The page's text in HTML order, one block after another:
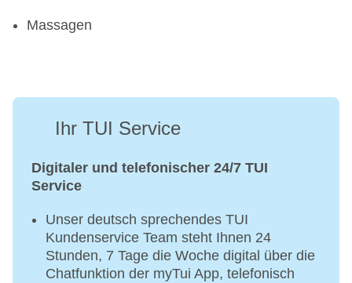
Massagen
Ihr TUI Service
Digitaler und telefonischer 24/7 TUI
Service
Unser deutsch sprechendes TUI
Kundenservice Team steht Ihnen 24
Stunden, 7 Tage die Woche digital über die
Chatfunktion der myTui App, telefonisch